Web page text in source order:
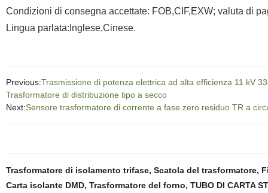
Condizioni di consegna accettate: FOB,CIF,EXW; valuta di
Lingua parlata:Inglese,Cinese.
Previous:Trasmissione di potenza elettrica ad alta efficienza 11 kV
Trasformatore di distribuzione tipo a secco
Next:Sensore trasformatore di corrente a fase zero residuo TR a
Trasformatore di isolamento trifase, Scatola del trasformatore,
Carta isolante DMD, Trasformatore del forno, TUBO DI CARTA